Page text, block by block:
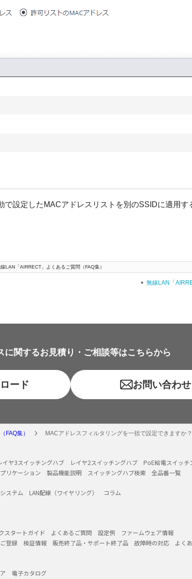
設定したMACアドレスリストを別のSSIDに適用す
LAN「AIRRECT」よくあるご質問（FAQ集）
無線LAN「
に関するお見積り・ご相談等はこちらから
ード お問い合わせ
FAQ集） MACアドレスフィルタリングを一括で設定できますか？
イヤ3スイッチングハブ レイヤ2スイッチングハブ PoE給電スイッチ
リケーション 製品機能説明 スイッチングハブ検索 全品番一覧
ステム LAN配線（ワイヤリング） コラム
スタートガイド よくあるご質問 設定例
ファームウェア情報
登録 検証情報 販売終了品・サポート終了品 故障時の対応 よく
電子カタログ